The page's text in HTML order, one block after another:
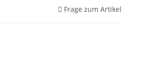
Frage zum Artikel